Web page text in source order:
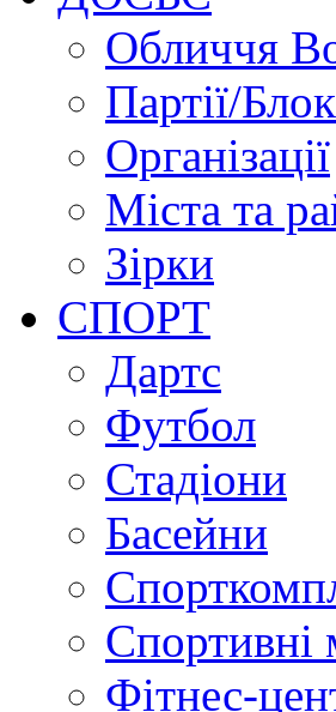
Обличчя
Партії/
Організації
Міста та
Зірки
СПОРТ
Дартс
Футбол
Стадіони
Басейни
Спортивні
Фітнес-